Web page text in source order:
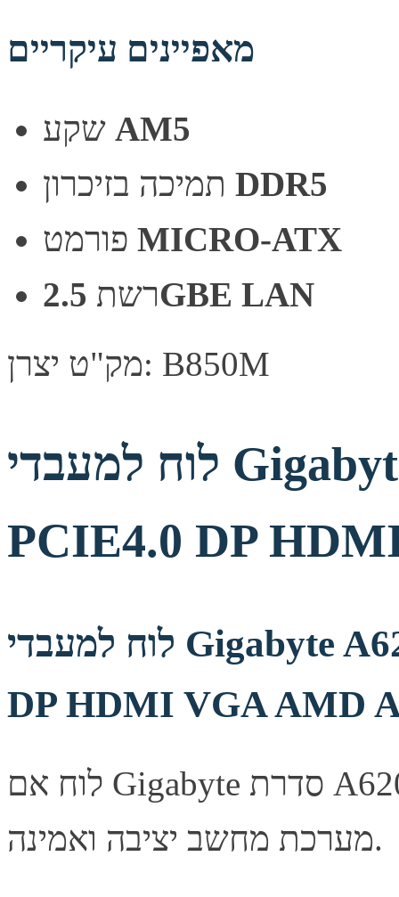
מאפיינים עיקריים
AM5
DDR5
MICRO-ATX
רשת2.5GBE LAN
מק"ט יצרן: B850M
לוח למעבדי Gigabyte A620M DS3H DDR5
PCIE4.0 DP
לוח למעבדי Gigabyte A620M DS3H DDR5 PCIE4.0
DP HDMI VGA AMD
לוח אם Gigabyte סדרת A620M, מספק יציבות ואמינות לבניית
מערכת מחשב יציבה ואמינה.